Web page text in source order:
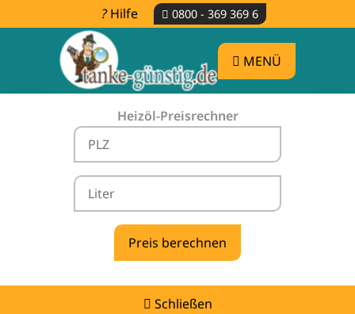
Hilfe 0800 - 369 369 6
MENÜ
Heizöl-Preisrechner
Schließen
Heizölpreise Wachow -
vergleichen & günstig tanken